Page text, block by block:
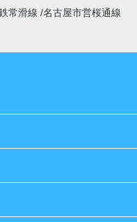
常滑線 名古屋市営桜通線